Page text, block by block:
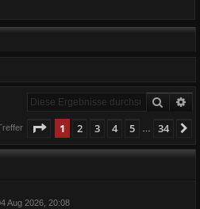
Suche
Seite 1von 34
1 2 3 4 5 34
Aug 2026, 20:08